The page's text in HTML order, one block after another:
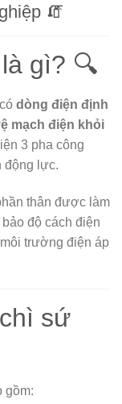
🧯
gì? 🔍
dòng điện định
mạch điện khỏi
3 pha công
động lực.
thân được làm
bảo độ cách điện
trường điện áp
sứ
gồm: